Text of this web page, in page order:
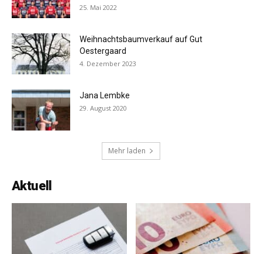
25. Mai 2022
Weihnachtsbaumverkauf auf Gut
Oestergaard
4. Dezember 2023
Jana Lembke
29. August 2020
Mehr laden
Aktuell